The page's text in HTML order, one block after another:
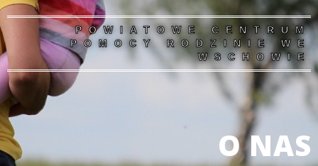
POWIATOWE CENTRUM
POMOCY RODZINIE WE
WSCHOWIE
O NAS